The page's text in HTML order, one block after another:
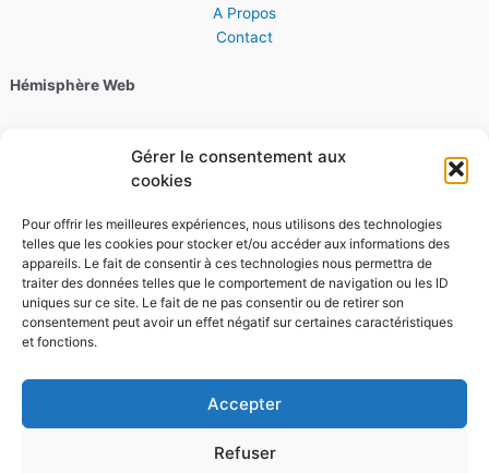
Gérer le consentement aux
cookies
Pour offrir les meilleures expériences, nous utilisons des technologies
telles que les cookies pour stocker et/ou accéder aux informations des
appareils. Le fait de consentir à ces technologies nous permettra de
traiter des données telles que le comportement de navigation ou les ID
uniques sur ce site. Le fait de ne pas consentir ou de retirer son
consentement peut avoir un effet négatif sur certaines caractéristiques
et fonctions.
Accepter
Refuser
A Propos
Contact
Hémisphère Web
4 Quai Kellermann, 67000 Strasbourg
Horaires :
Du lundi au vendredi, de 9h à 18h
Le samedi, de 9h à 12h